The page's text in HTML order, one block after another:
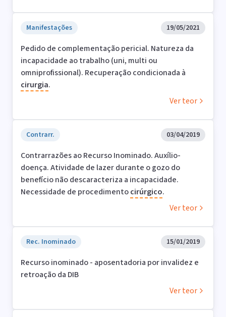
Manifestações 19/05/2021
Pedido de complementação pericial. Natureza da
incapacidade ao trabalho (uni, multi ou
omniprofissional). Recuperação condicionada à
cirurgia.
Ver teor
Contrarr. 03/04/2019
Contrarrazões ao Recurso Inominado. Auxílio-
doença. Atividade de lazer durante o gozo do
benefício não descaracteriza a incapacidade.
Necessidade de procedimentocirúrgico.
Ver teor
Rec. Inominado 15/01/2019
Recurso inominado - aposentadoria por invalidez e
retroação da DIB
Ver teor